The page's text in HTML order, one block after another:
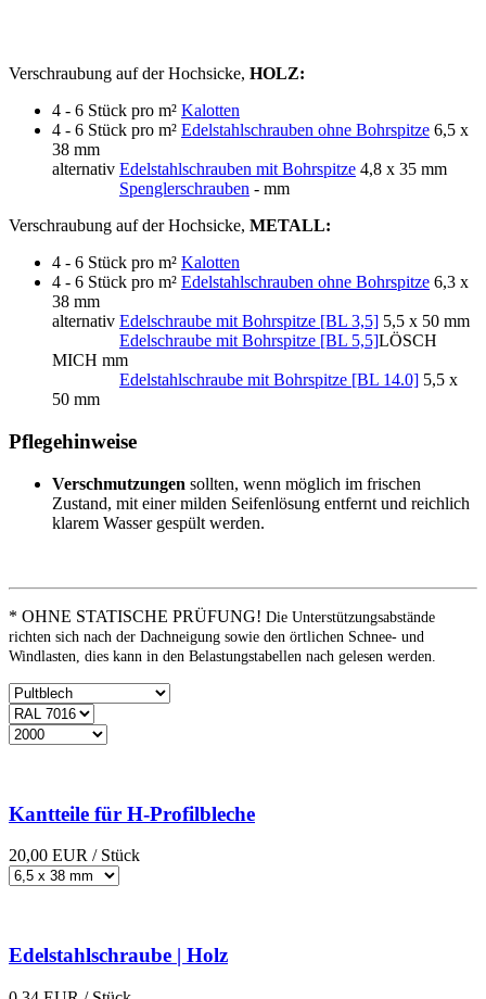
Verschraubung auf der Hochsicke, HOLZ:
4 - 6 Stück pro m² Kalotten
4 - 6 Stück pro m² Edelstahlschrauben ohne Bohrspitze 6,5 x
38 mm
alternativ Edelstahlschrauben mit Bohrspitze 4,8 x 35 mm
Spenglerschrauben - mm
Verschraubung auf der Hochsicke, METALL:
4 - 6 Stück pro m² Kalotten
4 - 6 Stück pro m² Edelstahlschrauben ohne Bohrspitze 6,3 x
38 mm
alternativ Edelschraube mit Bohrspitze [BL 3,5] 5,5 x 50 mm
Edelschraube mit Bohrspitze [BL 5,5]LÖSCH
MICH mm
Edelstahlschraube mit Bohrspitze [BL 14.0] 5,5 x
50 mm
Pflegehinweise
Verschmutzungen sollten, wenn möglich im frischen
Zustand, mit einer milden Seifenlösung entfernt und reichlich
klarem Wasser gespült werden.
* OHNE STATISCHE PRÜFUNG! Die Unterstützungsabstände
richten sich nach der Dachneigung sowie den örtlichen Schnee- und
Windlasten, dies kann in den Belastungstabellen nach gelesen werden.
Kantteile für H-Profilbleche
20,00 EUR / Stück
Edelstahlschraube | Holz